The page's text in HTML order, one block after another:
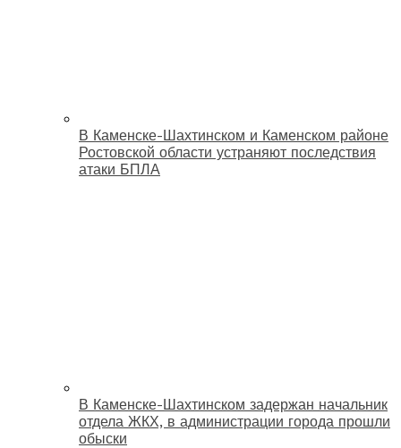
В Каменске-Шахтинском и Каменском районе
Ростовской области устраняют последствия
атаки БПЛА
В Каменске-Шахтинском задержан начальник
отдела ЖКХ, в администрации города прошли
обыски